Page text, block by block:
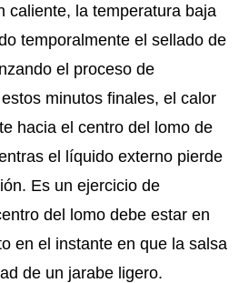
caliente, la temperatura baja
temporalmente el sellado de
el proceso de
minutos finales, el calor
hacia el centro del lomo de
el líquido externo pierde
Es un ejercicio de
del lomo debe estar en
en el instante en que la salsa
de un jarabe ligero.